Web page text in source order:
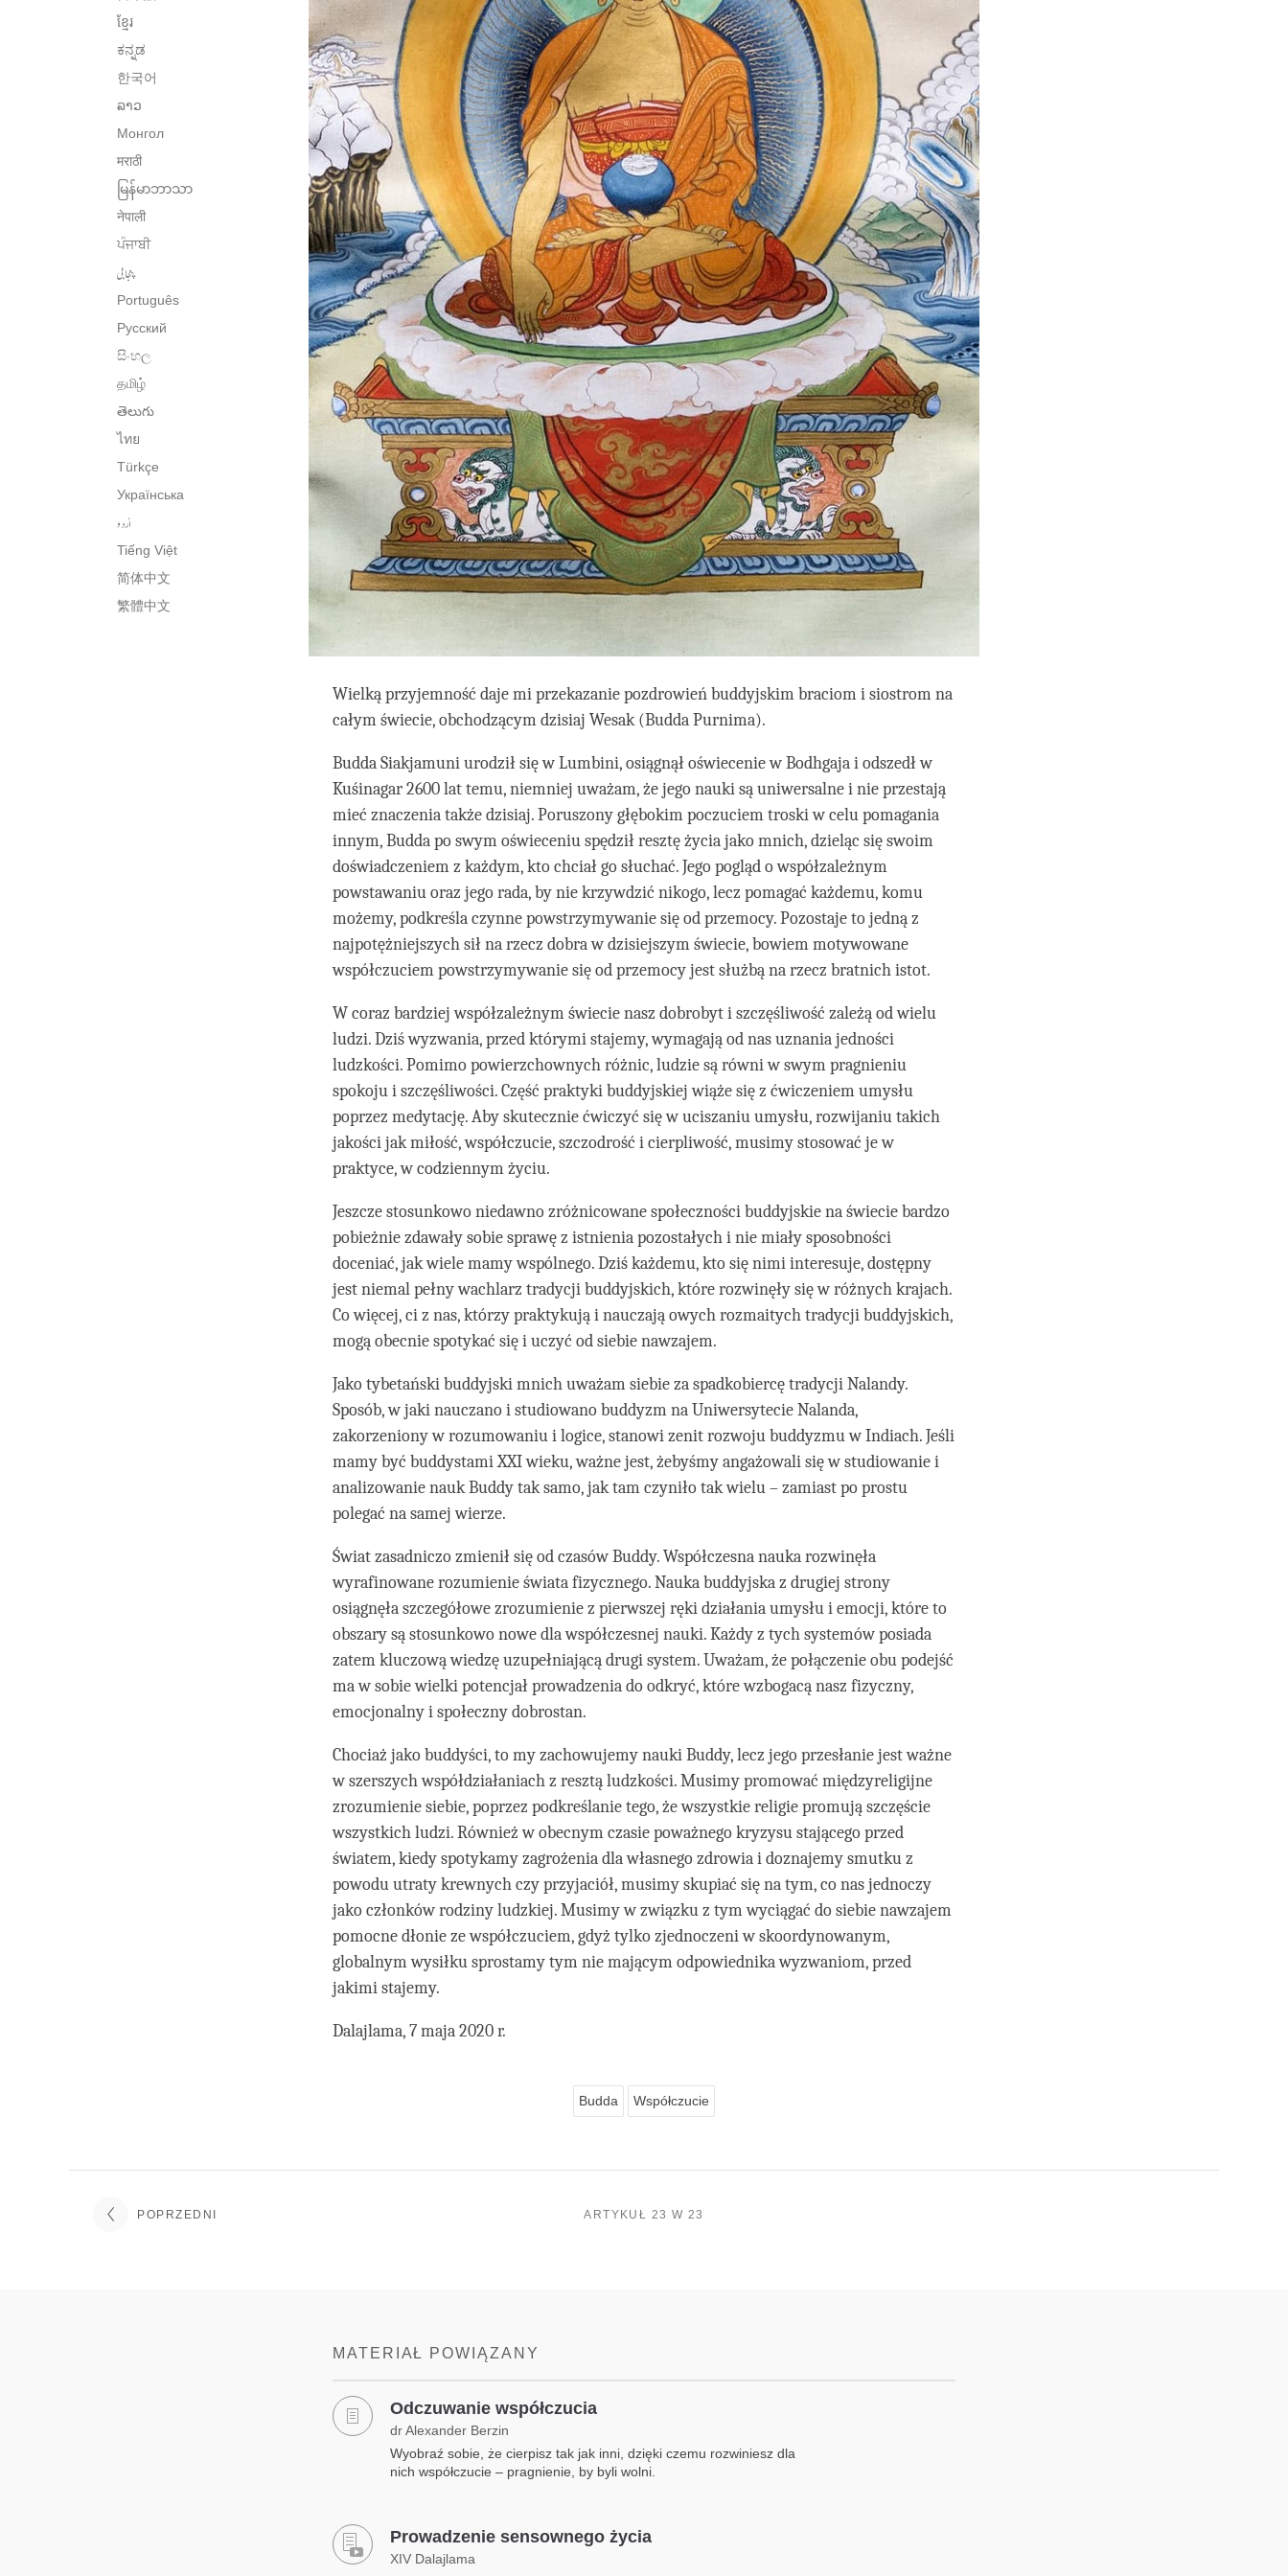
ខ្មែរ
ಕನ್ನಡ
한국어
ລາວ
Монгол
मराठी
မြန်မာဘာသာ
नेपाली
ਪੰਜਾਬੀ
پنجابی
Português
Русский
සිංහල
தமிழ்
తెలుగు
ไทย
Türkçe
Українська
اُردو
Tiếng Việt
简体中文
繁體中文
Wielką przyjemność daje mi przekazanie pozdrowień buddyjskim braciom i siostrom na
całym świecie, obchodzącym dzisiaj Wesak (Budda Purnima).
Budda Siakjamuni urodził się w Lumbini, osiągnął oświecenie w Bodhgaja i odszedł w
Kuśinagar 2600 lat temu, niemniej uważam, że jego nauki są uniwersalne i nie przestają
mieć znaczenia także dzisiaj. Poruszony głębokim poczuciem troski w celu pomagania
innym, Budda po swym oświeceniu spędził resztę życia jako mnich, dzieląc się swoim
doświadczeniem z każdym, kto chciał go słuchać. Jego pogląd o współzależnym
powstawaniu oraz jego rada, by nie krzywdzić nikogo, lecz pomagać każdemu, komu
możemy, podkreśla czynne powstrzymywanie się od przemocy. Pozostaje to jedną z
najpotężniejszych sił na rzecz dobra w dzisiejszym świecie, bowiem motywowane
współczuciem powstrzymywanie się od przemocy jest służbą na rzecz bratnich istot.
W coraz bardziej współzależnym świecie nasz dobrobyt i szczęśliwość zależą od wielu
ludzi. Dziś wyzwania, przed którymi stajemy, wymagają od nas uznania jedności
ludzkości. Pomimo powierzchownych różnic, ludzie są równi w swym pragnieniu
spokoju i szczęśliwości. Część praktyki buddyjskiej wiąże się z ćwiczeniem umysłu
poprzez medytację. Aby skutecznie ćwiczyć się w uciszaniu umysłu, rozwijaniu takich
jakości jak miłość, współczucie, szczodrość i cierpliwość, musimy stosować je w
praktyce, w codziennym życiu.
Jeszcze stosunkowo niedawno zróżnicowane społeczności buddyjskie na świecie bardzo
pobieżnie zdawały sobie sprawę z istnienia pozostałych i nie miały sposobności
doceniać, jak wiele mamy wspólnego. Dziś każdemu, kto się nimi interesuje, dostępny
jest niemal pełny wachlarz tradycji buddyjskich, które rozwinęły się w różnych krajach.
Co więcej, ci z nas, którzy praktykują i nauczają owych rozmaitych tradycji buddyjskich,
mogą obecnie spotykać się i uczyć od siebie nawzajem.
Jako tybetański buddyjski mnich uważam siebie za spadkobiercę tradycji Nalandy.
Sposób, w jaki nauczano i studiowano buddyzm na Uniwersytecie Nalanda,
zakorzeniony w rozumowaniu i logice, stanowi zenit rozwoju buddyzmu w Indiach. Jeśli
mamy być buddystami XXI wieku, ważne jest, żebyśmy angażowali się w studiowanie i
analizowanie nauk Buddy tak samo, jak tam czyniło tak wielu – zamiast po prostu
polegać na samej wierze.
Świat zasadniczo zmienił się od czasów Buddy. Współczesna nauka rozwinęła
wyrafinowane rozumienie świata fizycznego. Nauka buddyjska z drugiej strony
osiągnęła szczegółowe zrozumienie z pierwszej ręki działania umysłu i emocji, które to
obszary są stosunkowo nowe dla współczesnej nauki. Każdy z tych systemów posiada
zatem kluczową wiedzę uzupełniającą drugi system. Uważam, że połączenie obu podejść
ma w sobie wielki potencjał prowadzenia do odkryć, które wzbogacą nasz fizyczny,
emocjonalny i społeczny dobrostan.
Chociaż jako buddyści, to my zachowujemy nauki Buddy, lecz jego przesłanie jest ważne
w szerszych współdziałaniach z resztą ludzkości. Musimy promować międzyreligijne
zrozumienie siebie, poprzez podkreślanie tego, że wszystkie religie promują szczęście
wszystkich ludzi. Również w obecnym czasie poważnego kryzysu stającego przed
światem, kiedy spotykamy zagrożenia dla własnego zdrowia i doznajemy smutku z
powodu utraty krewnych czy przyjaciół, musimy skupiać się na tym, co nas jednoczy
jako członków rodziny ludzkiej. Musimy w związku z tym wyciągać do siebie nawzajem
pomocne dłonie ze współczuciem, gdyż tylko zjednoczeni w skoordynowanym,
globalnym wysiłku sprostamy tym nie mającym odpowiednika wyzwaniom, przed
jakimi stajemy.
Dalajlama, 7 maja 2020 r.
Budda Współczucie
POPRZEDNI ARTYKUŁ 23 W 23
MATERIAŁ POWIĄZANY
Odczuwanie współczucia
dr Alexander Berzin
Wyobraź sobie, że cierpisz tak jak inni, dzięki czemu rozwiniesz dla
nich współczucie – pragnienie, by byli wolni.
Prowadzenie sensownego życia
XIV Dalajlama